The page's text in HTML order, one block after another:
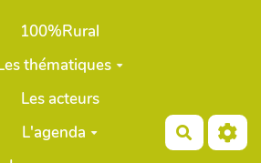
100%Rural
thématiques
Les acteurs
L'agenda